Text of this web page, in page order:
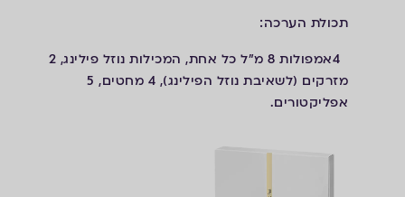
תכולת הערכה:
4אמפולות 8 מ״ל כל אחת, המכילות נוזל פילינג, 2
מזרקים (לשאיבת נוזל הפילינג), 4 מחטים, 5
אפליקטורים.